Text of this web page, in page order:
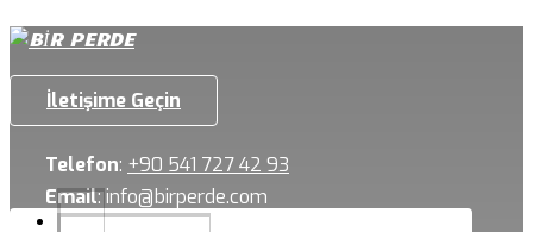
İletişime Geçin
Telefon: +90 541 727 42 93
Email:info@birperde.com